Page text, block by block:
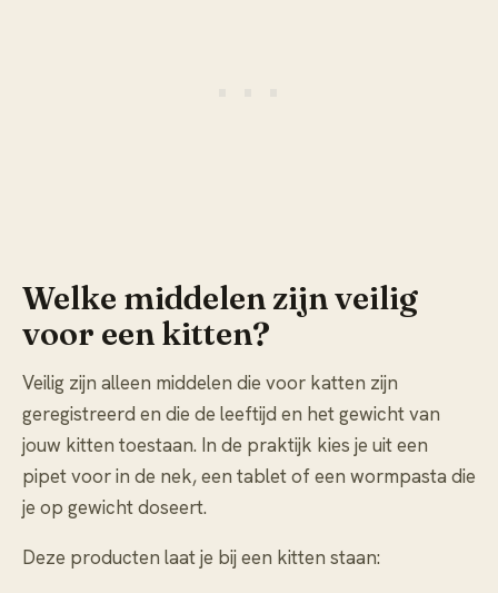
Welke middelen zijn veilig
voor een kitten?
Veilig zijn alleen middelen die voor katten zijn
geregistreerd en die de leeftijd en het gewicht van
jouw kitten toestaan. In de praktijk kies je uit een
pipet voor in de nek, een tablet of een wormpasta die
je op gewicht doseert.
Deze producten laat je bij een kitten staan: